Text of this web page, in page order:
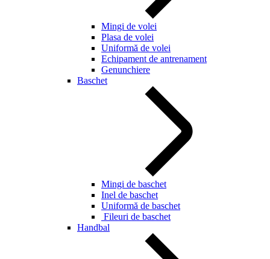
Mingi de volei
Plasa de volei
Uniformă de volei
Echipament de antrenament
Genunchiere
Baschet
Mingi de baschet
Inel de baschet
Uniformă de baschet
Fileuri de baschet
Handbal